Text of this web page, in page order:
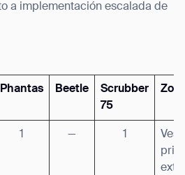
a implementación escalada de
Phantas Beetle
Scrubber
75
1 — 1